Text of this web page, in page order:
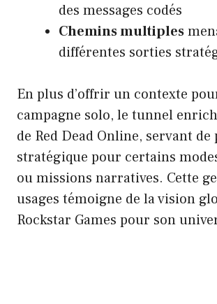
des messages codés
Chemins multiples
différentes sorties
En plus d’offrir un contexte
campagne solo, le tunnel
de Red Dead Online, servant de
stratégique pour certains
ou missions narratives. Cette
usages témoigne de la vision
Rockstar Games pour son